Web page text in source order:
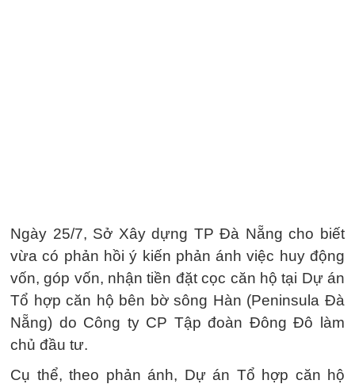
Ngày 25/7, Sở Xây dựng TP Đà Nẵng cho biết
vừa có phản hồi ý kiến phản ánh việc huy động
vốn, góp vốn, nhận tiền đặt cọc căn hộ tại Dự án
Tổ hợp căn hộ bên bờ sông Hàn (Peninsula Đà
Nẵng) do Công ty CP Tập đoàn Đông Đô làm
chủ đầu tư.
Cụ thể, theo phản ánh, Dự án Tổ hợp căn hộ